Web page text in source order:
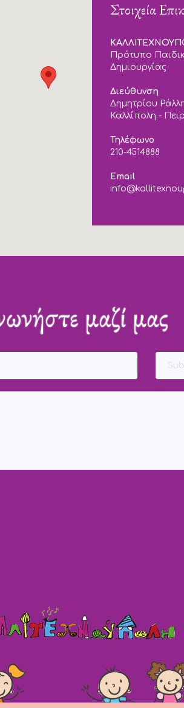
Στοιχεία
Πρότυπο
Δημιουργίας
Διεύθυνση
Δημητρίου
Καλλίπολη -
Τηλέφωνο
210-4514888
Email
μαζί μας